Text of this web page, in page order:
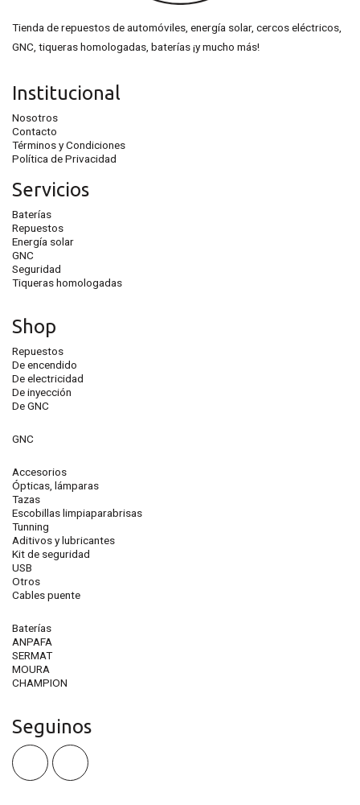
Tienda de repuestos de automóviles, energía solar, cercos eléctricos,
GNC, tiqueras homologadas, baterías ¡y mucho más!
Institucional
Nosotros
Contacto
Términos y Condiciones
Política de Privacidad
Servicios
Baterías
Repuestos
Energía solar
GNC
Seguridad
Tiqueras homologadas
Shop
Repuestos
De encendido
De electricidad
De inyección
De GNC
GNC
Accesorios
Ópticas, lámparas
Tazas
Escobillas limpiaparabrisas
Tunning
Aditivos y lubricantes
Kit de seguridad
USB
Otros
Cables puente
Baterías
ANPAFA
SERMAT
MOURA
CHAMPION
Seguinos